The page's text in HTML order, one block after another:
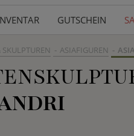
GUTSCHEIN
ASIAFIGUREN